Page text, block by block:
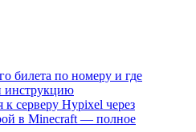
билета по номеру и где
инструкцию
серверу Hypixel через
в Minecraft — полное